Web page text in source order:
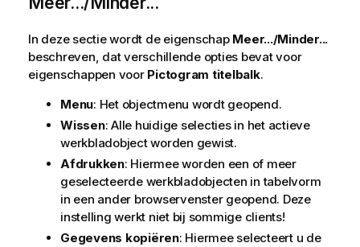
In deze sectie wordt de eigenschap Meer.../Minder...
beschreven, dat verschillende opties bevat voor
eigenschappen voor Pictogram titelbalk.
Menu: Het objectmenu wordt geopend.
Wissen: Alle huidige selecties in het actieve
werkbladobject worden gewist.
Afdrukken: Hiermee worden een of meer
geselecteerde werkbladobjecten in tabelvorm
in een ander browservenster geopend. Deze
instelling werkt niet bij sommige clients!
Gegevens kopiëren: Hiermee selecteert u de